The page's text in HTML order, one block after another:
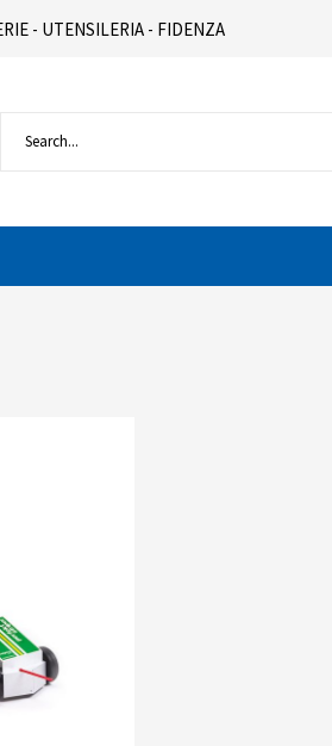
- UTENSILERIA - FIDENZA